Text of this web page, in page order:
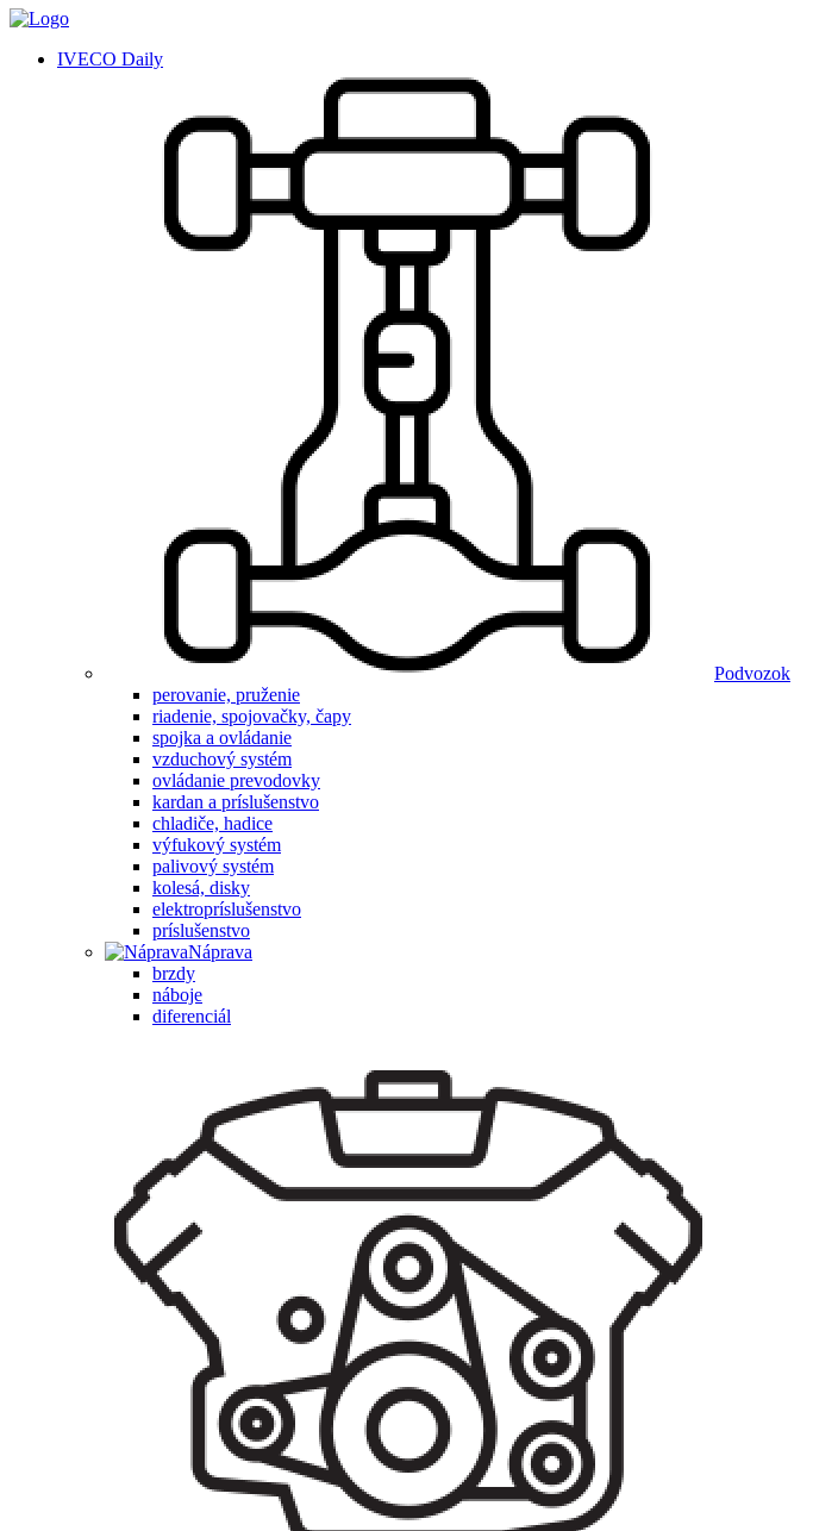
IVECO Daily
Podvozok
perovanie, pruženie
riadenie, spojovačky, čapy
spojka a ovládanie
vzduchový systém
ovládanie prevodovky
kardan a príslušenstvo
chladiče, hadice
výfukový systém
palivový systém
kolesá, disky
elektropríslušenstvo
príslušenstvo
Náprava
brzdy
náboje
diferenciál